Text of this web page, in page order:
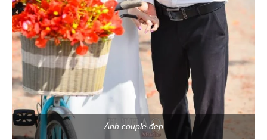
Ảnh couple đẹp